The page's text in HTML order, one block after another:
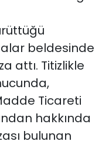
beldesinde
attı. Titizlikle
Ticareti
hakkında
bulunan